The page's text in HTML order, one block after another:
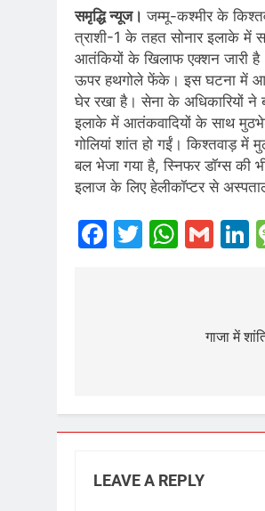
समृद्धि न्यूज। जम्मू-कश्मीर के
त्राशी-1 के तहत सोनार इलाके में
आतंकियों के खिलाफ एक्शन जारी
ऊपर हथगोले फेंके। इस घटना में आठ
घेर रखा है। सेना के अधिकारियों ने
इलाके में आतंकवादियों के साथ
गोलियां शांत हो गईं। किश्तवाड़ में
बल भेजा गया है, स्निफर डॉग्स की
इलाज के लिए हेलीकॉप्टर से
Facebook
Twitter
गाजा में
LEAVE A REPLY